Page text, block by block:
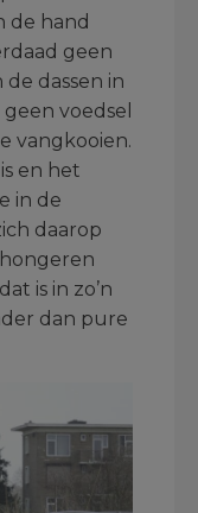
de hand
geen
dassen in
voedsel
vangkooien.
en het
in de
daarop
is in zo’n
dan pure